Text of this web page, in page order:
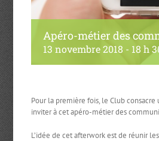
Apéro-métier des
13 novembre 2018 - 18 h
Pour la première fois, le Club
inviter à cet apéro-métier des
L’idée de cet afterwork est de réunir